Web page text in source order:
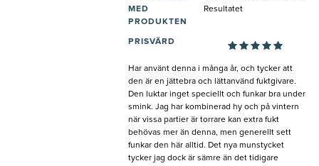
MED
PRODUKTEN
Resultatet
PRISVÄRD
Har använt denna i många år, och tycker att
den är en jättebra och lättanvänd fuktgivare.
Den luktar inget speciellt och funkar bra under
smink. Jag har kombinerad hy och på vintern
när vissa partier är torrare kan extra fukt
behövas mer än denna, men generellt sett
funkar den här alltid. Det nya munstycket
tycker jag dock är sämre än det tidigare